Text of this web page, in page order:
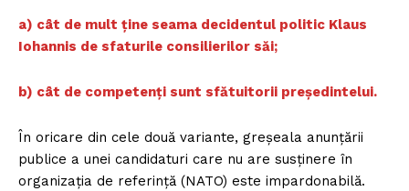
a) cât de mult ține seama decidentul politic Klaus
Iohannis de sfaturile consilierilor săi;
b) cât de competenți sunt sfătuitorii președintelui.
În oricare din cele două variante, greșeala anunțării
publice a unei candidaturi care nu are susținere în
organizația de referință (NATO) este impardonabilă.